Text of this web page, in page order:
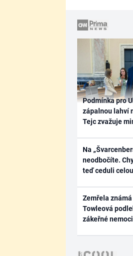
Podmínka pro
zápalnou lahví
Tejc zvažuje
Na
neodbočíte.
teď ceduli
Zemřela
Towleová
zákeřné nemoci